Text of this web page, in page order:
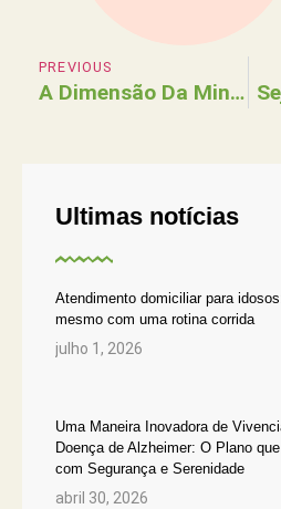
PREVIOUS
A Dimensão Da Minha Vida Ganhou Horizontes Impensáveis.
Ultimas notícias
Atendimento domiciliar para
mesmo com uma rotina corrida
julho 1, 2026
Uma Maneira Inovadora de
Doença de Alzheimer: O Plano
com Segurança e Serenidade
abril 30, 2026